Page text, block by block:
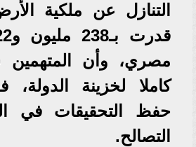
التنازل عن ملكية
مصري، وأن المتهمين
كاملا لخزينة الدولة،
حفظ التحقيقات في
التصالح.